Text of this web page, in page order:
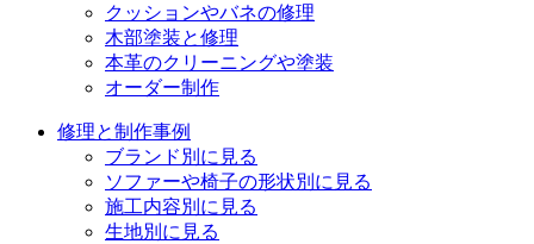
クッションやバネの修理
木部塗装と修理
本革のクリーニングや塗装
オーダー制作
修理と制作事例
ブランド別に見る
ソファーや椅子の形状別に見る
施工内容別に見る
生地別に見る